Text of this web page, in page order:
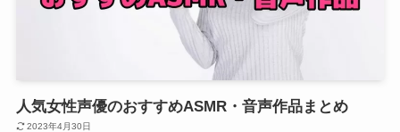
人気女性声優のおすすめASMR・音声作品まとめ
2023年4月30日